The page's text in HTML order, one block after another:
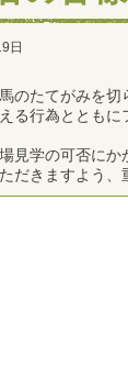
日
のたてがみを切
る行為とともに
見学の可否にか
だきますよう、